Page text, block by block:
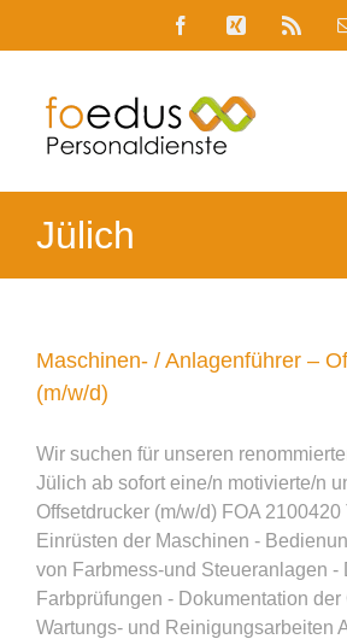
FacebookXing
Jülich
Maschinen- / Anlagenführer –
(m/w/d)
Wir suchen für unseren
Jülich ab sofort eine/n motivierte/n
Offsetdrucker (m/w/d) FOA
Einrüsten der Maschinen -
von Farbmess-und Steueranlagen -
Farbprüfungen - Dokumentation
Wartungs- und Reinigungsarbeiten